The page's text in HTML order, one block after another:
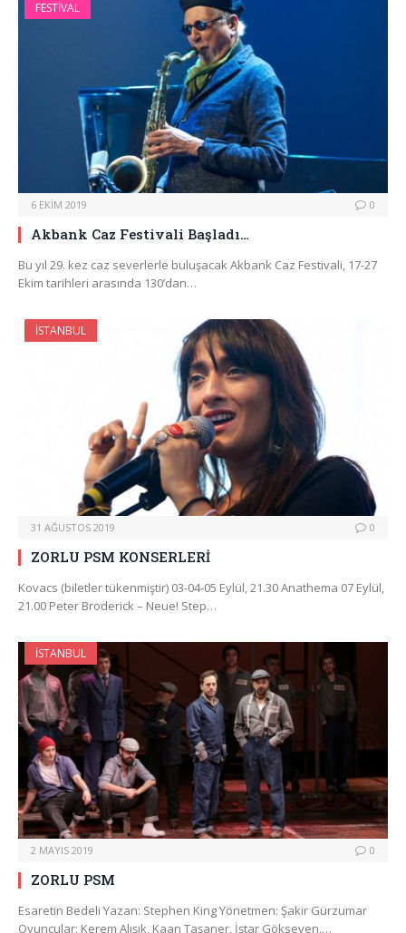
FESTIVAL
6 EKIM 2019 0
Akbank Caz Festivali Başladı…
Bu yıl 29. kez caz severlerle buluşacak Akbank Caz Festivali, 17-27
Ekim tarihleri arasında 130’dan…
İSTANBUL
31 AĞUSTOS 2019 0
ZORLU PSM KONSERLERİ
Kovacs (biletler tükenmiştir) 03-04-05 Eylül, 21.30 Anathema 07 Eylül,
21.00 Peter Broderick – Neue! Step…
İSTANBUL
2 MAYIS 2019 0
ZORLU PSM
Esaretin Bedeli Yazan: Stephen King Yönetmen: Şakir Gürzumar
Oyuncular: Kerem Alışık, Kaan Taşaner, İştar Gökseven,…